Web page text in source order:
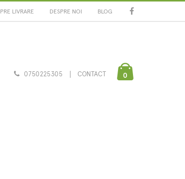
LIVRARE DESPRE NOI BLOG
0750225305 CONTACT 0